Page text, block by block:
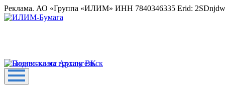
Реклама. АО «Группа «ИЛИМ» ИНН 7840346335 Erid: